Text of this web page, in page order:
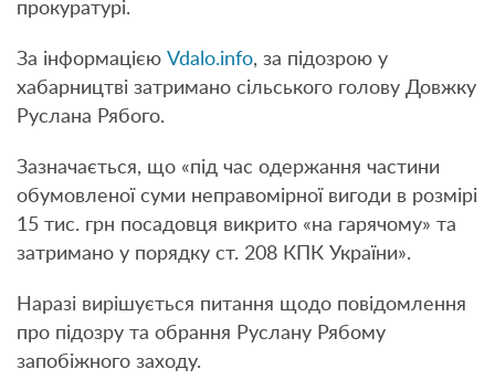
прокуратурі.
За інформацією Vdalo.info, за підозрою у
хабарництві затримано сільського голову Довжку
Руслана Рябого.
Зазначається, що «під час одержання частини
обумовленої суми неправомірної вигоди в розмірі
15 тис. грн посадовця викрито «на гарячому» та
затримано у порядку ст. 208 КПК України».
Наразі вирішується питання щодо повідомлення
про підозру та обрання Руслану Рябому
запобіжного заходу.